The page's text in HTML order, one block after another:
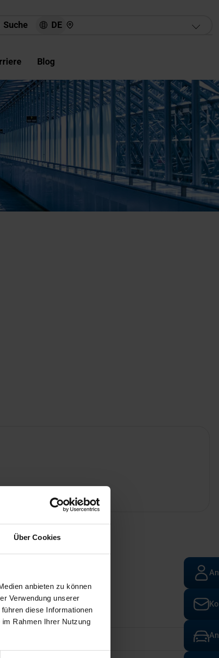
Über Cookies
anbieten zu können
Verwendung unserer
diese Informationen
Rahmen Ihrer Nutzung
Suche DE Hier finden Sie uns
Blog